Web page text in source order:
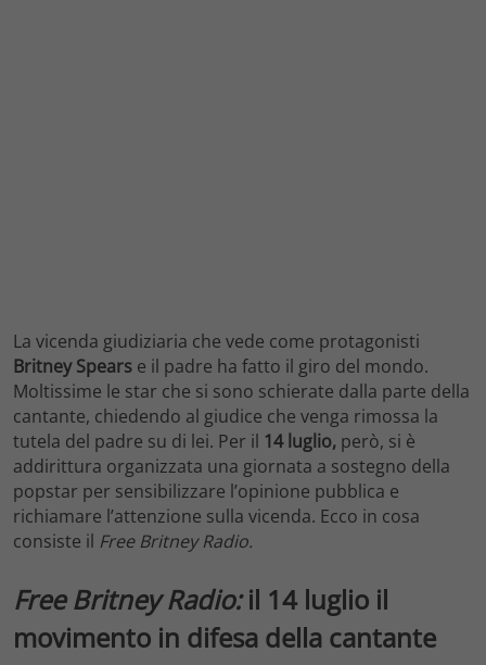
La vicenda giudiziaria che vede come protagonisti
BritneySpears e il padre ha fatto il giro del mondo.
Moltissime le star che si sono schierate dalla parte della
cantante, chiedendo al giudice che venga rimossa la
tutela del padre su di lei. Per il 14 luglio, però, si è
addirittura organizzata una giornata a sostegno della
popstar per sensibilizzare l’opinione pubblica e
richiamare l’attenzione sulla vicenda. Ecco in cosa
consiste il Free Britney Radio.
Free Britney Radio:il 14 luglio il
movimento in difesa della cantante